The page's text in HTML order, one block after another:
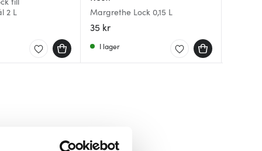
2 L
Margrethe Lock 0,15 L
35 kr
I lager